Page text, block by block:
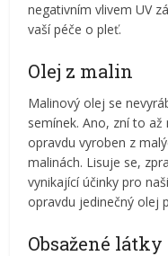
negativním vlivem UV
vaší péče o pleť.
Olej z malin
Malinový olej se
semínek. Ano, zní to
opravdu vyroben z
malinách. Lisuje se,
vynikající účinky pro
opravdu jedinečný olej
Obsažené látky